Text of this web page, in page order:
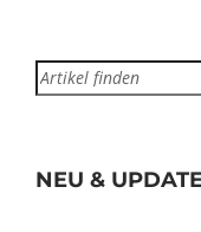
NEU &